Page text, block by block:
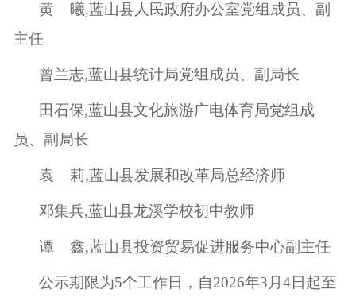
黄 曦,蓝山县人民政府办公室党组成员、副
主任
曾兰志,蓝山县统计局党组成员、副局长
田石保,蓝山县文化旅游广电体育局党组成
员、副局长
袁 莉,蓝山县发展和改革局总经济师
邓集兵,蓝山县龙溪学校初中教师
谭 鑫,蓝山县投资贸易促进服务中心副主任
公示期限为5个工作日，自2026年3 月 4日起至